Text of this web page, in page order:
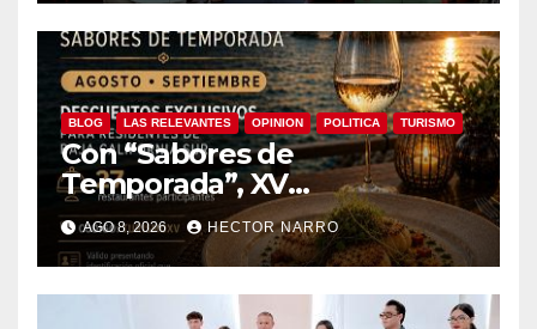
BLOG LAS RELEVANTES OPINION POLITICA TURISMO
Con “Sabores de
Temporada”, XV
Ayuntamiento de Los Cabos
y Canirac impulsan consumo
local con beneficios para
residentes de BCS
AGO 8, 2026 HECTOR NARRO